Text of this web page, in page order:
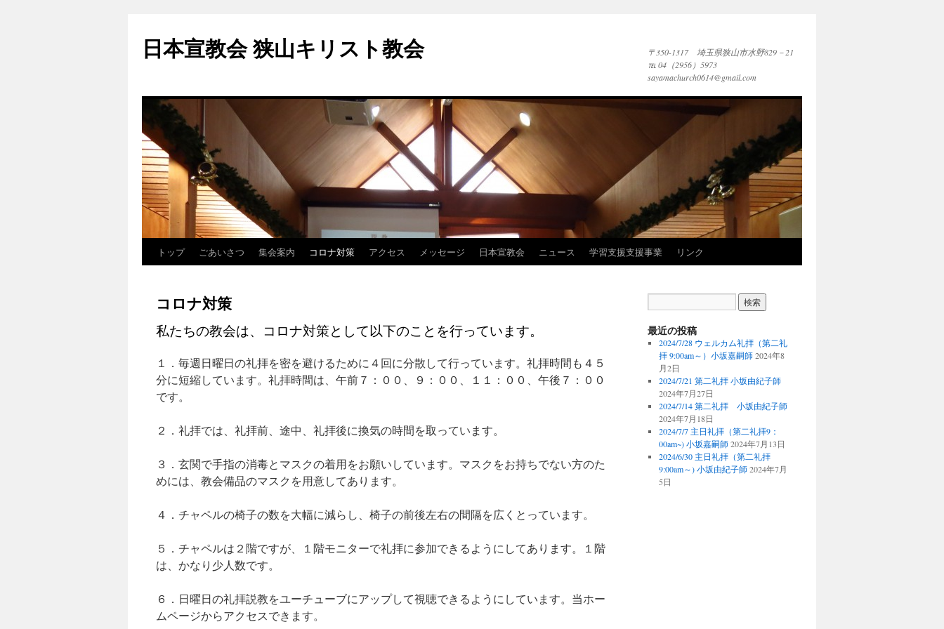
テ
ン
ス
ッ
プ
日本宣教会 狭山キリスト教会
〒350-1317 埼玉県狭山市水野829－21
℡ 04（2956）5973
sayamachurch0614@gmail.com
トップ ごあいさつ 集会案内 コロナ対策 アクセス メッセージ 日本宣教会 ニュース 学習支援支援事業 リンク
コロナ対策
私たちの教会は、コロナ対策として以下のことを行っています。
１．毎週日曜日の礼拝を密を避けるために４回に分散して行っています。礼拝時間も４５
分に短縮しています。礼拝時間は、午前７：００、９：００、１１：００、午後７：００
です。
２．礼拝では、礼拝前、途中、礼拝後に換気の時間を取っています。
３．玄関で手指の消毒とマスクの着用をお願いしています。マスクをお持ちでない方のた
めには、教会備品のマスクを用意してあります。
４．チャペルの椅子の数を大幅に減らし、椅子の前後左右の間隔を広くとっています。
５．チャペルは２階ですが、１階モニターで礼拝に参加できるようにしてあります。１階
は、かなり少人数です。
６．日曜日の礼拝説教をユーチューブにアップして視聴できるようにしています。当ホー
ムページからアクセスできます。
最近の投稿
2024/7/28 ウェルカム礼拝（第二礼
拝 9:00am～）小坂嘉嗣師 2024年8
月2日
2024/7/21 第二礼拝 小坂由紀子師
2024年7月27日
2024/7/14 第二礼拝 小坂由紀子師
2024年7月18日
2024/7/7 主日礼拝（第二礼拝9：
00am~) 小坂嘉嗣師 2024年7月13日
2024/6/30 主日礼拝（第二礼拝
9:00am～) 小坂由紀子師 2024年7月
5日